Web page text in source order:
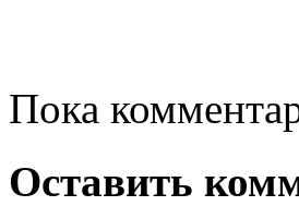
Пока
Оставить